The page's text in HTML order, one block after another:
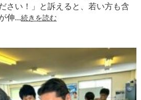
さい！」と訴えると、若い方も含
伸...続きを読む